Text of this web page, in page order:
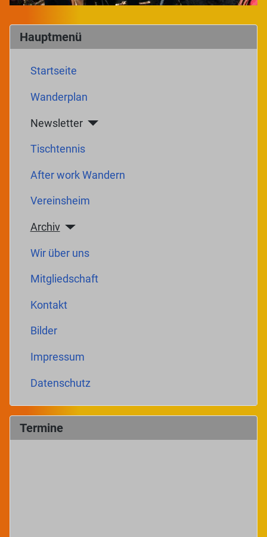
Hauptmenü
Startseite
Wanderplan
Newsletter
Tischtennis
After work Wandern
Vereinsheim
Archiv
Wir über uns
Mitgliedschaft
Kontakt
Bilder
Impressum
Datenschutz
Termine